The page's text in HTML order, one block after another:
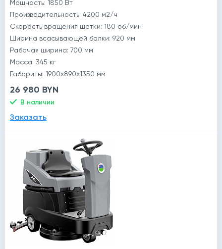
Мощность: 1850 Вт
Производительность: 4200 м2/ч
Скорость вращения щетки: 180 об/мин
Ширина всасывающей балки: 920 мм
Рабочая ширина: 700 мм
Масса: 345 кг
Габариты: 1900x890x1350 мм
26 980 BYN
В наличии
Заказать